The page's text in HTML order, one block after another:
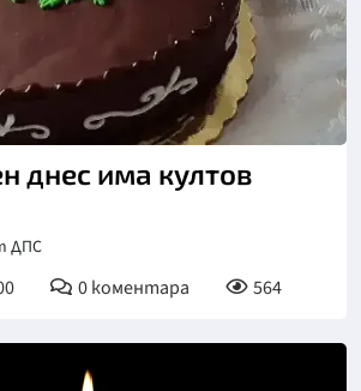
днес има култов
ДПС
0коментара 564